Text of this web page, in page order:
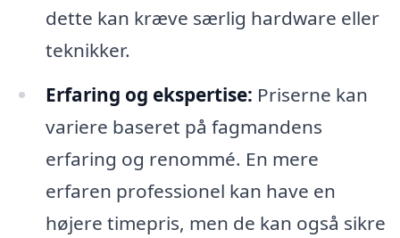
dette kan kræve særlig hardware eller
teknikker.
Erfaring og ekspertise: Priserne kan
variere baseret på fagmandens
erfaring og renommé. En mere
erfaren professionel kan have en
højere timepris, men de kan også sikre